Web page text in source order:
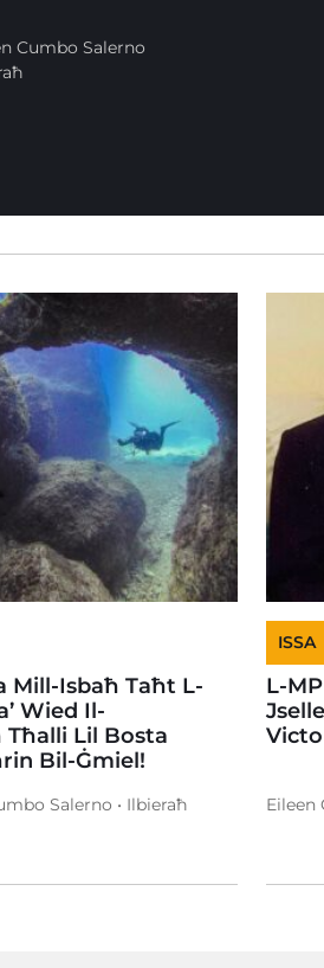
Cumbo Salerno
Mill-Isbaħ Taħt L-
Wied Il-
Tħalli Lil Bosta
Bil-Ġmiel!
Salerno • Ilbieraħ
ISSA
L-
Eileen